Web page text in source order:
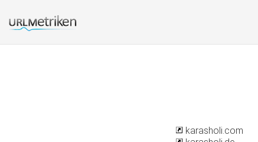
karasholi.com